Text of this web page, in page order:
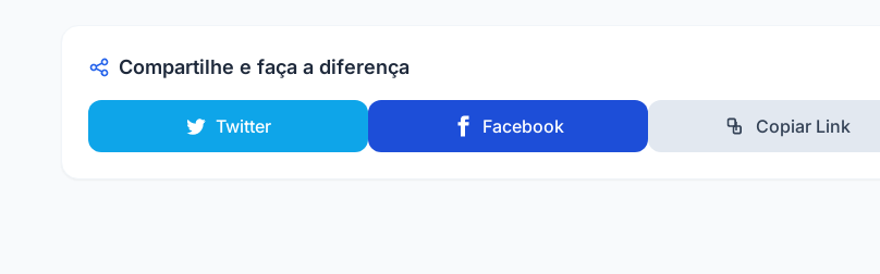
Compartilhe e faça a diferença
Twitter Facebook Copiar Link